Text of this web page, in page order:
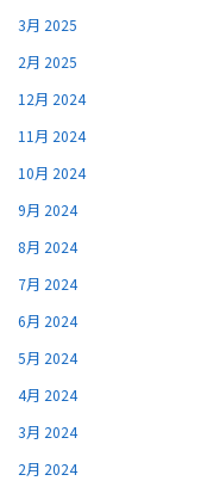
3月 2025
2月 2025
12月 2024
11月 2024
10月 2024
9月 2024
8月 2024
7月 2024
6月 2024
5月 2024
4月 2024
3月 2024
2月 2024